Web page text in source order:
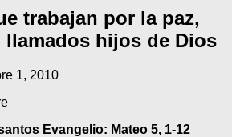
trabajan por la paz,
llamados hijos de Dios
1, 2010
Evangelio: Mateo 5, 1-12